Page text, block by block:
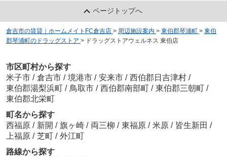
ページトップへ
倉吉市の賃貸｜ホームメイトFC倉吉店 > 周辺施設案内 > 東伯郡琴浦町 > 東伯
郡琴浦町のドラッグストア > ドラッグストアウェルネス 東伯店
市区町村から探す
米子市 / 倉吉市 / 境港市 / 安来市 / 西伯郡日吉津村 /
東伯郡湯梨浜町 / 鳥取市 / 西伯郡南部町 / 東伯郡三朝町 /
東伯郡北栄町
町名から探す
西福原 / 新開 / 旗ヶ崎 / 両三柳 / 東福原 / 米原 / 皆生新田 /
上福原 / 芝町 / 外江町
路線から探す